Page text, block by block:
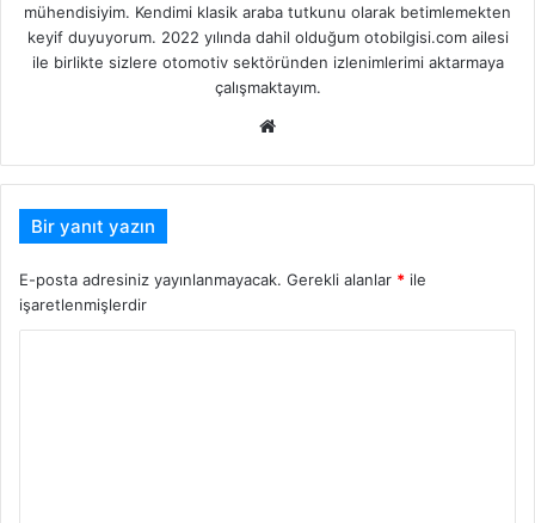
mühendisiyim. Kendimi klasik araba tutkunu olarak betimlemekten
keyif duyuyorum. 2022 yılında dahil olduğum otobilgisi.com ailesi
ile birlikte sizlere otomotiv sektöründen izlenimlerimi aktarmaya
çalışmaktayım.
Web
Bir yanıt yazın
E-posta adresiniz yayınlanmayacak. Gerekli alanlar * ile
işaretlenmişlerdir